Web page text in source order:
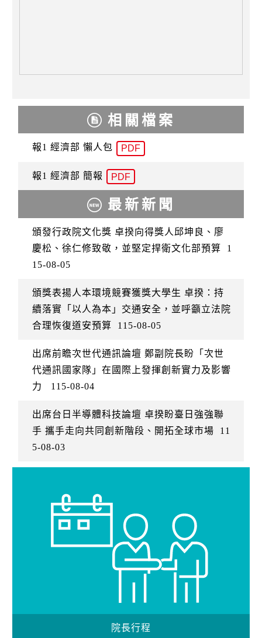
相關檔案
報1 經濟部 懶人包 PDF
報1 經濟部 簡報 PDF
最新新聞
頒發行政院文化獎 卓揆向得獎人邱坤良、廖
慶松、徐仁修致敬，並堅定捍衛文化部預算
1
15-08-05
頒獎表揚人本環境競賽獲獎大學生 卓揆：持
續落實「以人為本」交通安全，並呼籲立法院
合理恢復道安預算
115-08-05
出席前瞻次世代通訊論壇 鄭副院長盼「次世
代通訊國家隊」在國際上發揮創新實力及影響
力
115-08-04
出席台日半導體科技論壇 卓揆盼臺日強強聯
手 攜手走向共同創新階段、開拓全球市場
11
5-08-03
院長行程